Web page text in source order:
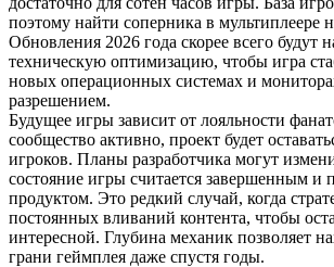
поэтому найти соперника в мультиплеере
Обновления 2026 года скорее всего будут
техническую оптимизацию, чтобы игра
новых операционных системах и
разрешением.
Будущее игры зависит от лояльности
сообщество активно, проект будет
игроков. Планы разработчика могут
состояние игры считается завершенным
продуктом. Это редкий случай, когда
постоянных вливаний контента, чтобы
интересной. Глубина механик позволяет
грани геймплея даже спустя годы.